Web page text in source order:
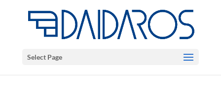
Select Page